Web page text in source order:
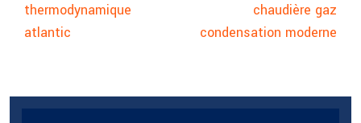
thermodynamique
atlantic
chaudière gaz
condensation moderne